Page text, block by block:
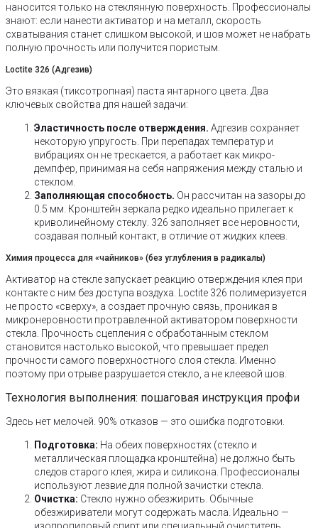
наносится только на стеклянную поверхность. Профессионалы
знают: если нанести активатор и на металл, скорость
схватывания станет слишком высокой, и шов может не набрать
полную прочность или получится пористым.
Loctite 326 (Адгезив)
Это вязкая (тиксотропная) паста янтарного цвета. Два
ключевых свойства для нашей задачи:
Эластичность после отверждения. Адгезив сохраняет
некоторую упругость. При перепадах температур и
вибрациях он не трескается, а работает как микро-
демпфер, принимая на себя напряжения между сталью и
стеклом.
Заполняющая способность. Он рассчитан на зазоры до
0.5 мм. Кронштейн зеркала редко идеально прилегает к
криволинейному стеклу. 326 заполняет все неровности,
создавая полный контакт, в отличие от жидких клеев.
Химия процесса для «чайников» (без углубления в радикалы)
Активатор на стекле запускает реакцию отверждения клея при
контакте с ним без доступа воздуха. Loctite 326 полимеризуется
не просто «сверху», а создает прочную связь, проникая в
микронеровности протравленной активатором поверхности
стекла. Прочность сцепления с обработанным стеклом
становится настолько высокой, что превышает предел
прочности самого поверхностного слоя стекла. Именно
поэтому при отрыве разрушается стекло, а не клеевой шов.
Технология выполнения: пошаговая инструкция профи
Здесь нет мелочей. 90% отказов — это ошибка подготовки.
Подготовка: На обеих поверхностях (стекло и
металлическая площадка кронштейна) не должно быть
следов старого клея, жира и силикона. Профессионалы
используют лезвие для полной зачистки стекла.
Очистка: Стекло нужно обезжирить. Обычные
обезжириватели могут содержать масла. Идеально —
изопропиловый спирт или специальный очиститель,